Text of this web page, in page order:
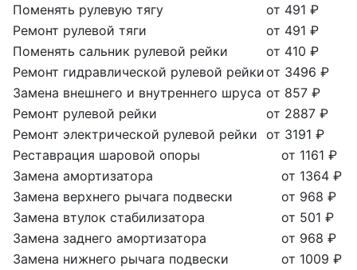
Поменять рулевую тягу
от 491 ₽
Ремонт рулевой тяги
от 491 ₽
Поменять сальник рулевой рейки
от 410 ₽
Ремонт гидравлической рулевой рейкиот 3496 ₽
Замена внешнего и внутреннего шруса от 857 ₽
Ремонт рулевой рейки
от 2887 ₽
Ремонт электрической рулевой рейки от 3191 ₽
Реставрация шаровой опоры
от 1161 ₽
Замена амортизатора
от 1364 ₽
Замена верхнего рычага подвески
от 968 ₽
Замена втулок стабилизатора
от 501 ₽
Замена заднего амортизатора
от 968 ₽
Замена нижнего рычага подвески
от 1009 ₽